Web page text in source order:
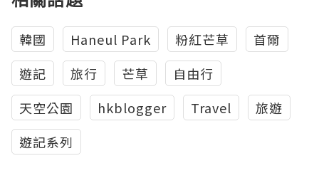
韓國 Haneul Park 粉紅芒草
首爾
遊記
旅行 芒草
自由行
天空公園
hkblogger Travel
旅遊
遊記系列